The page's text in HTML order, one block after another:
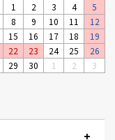
1 2 3 4
5
8 9 10 11
12
15 16 17 18
19
22 23 24 25
26
29 30 1 2 3